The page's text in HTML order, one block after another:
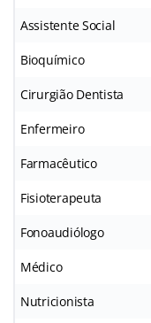
Assistente Social
Bioquímico
Cirurgião Dentista
Enfermeiro
Farmacêutico
Fisioterapeuta
Fonoaudiólogo
Médico
Nutricionista